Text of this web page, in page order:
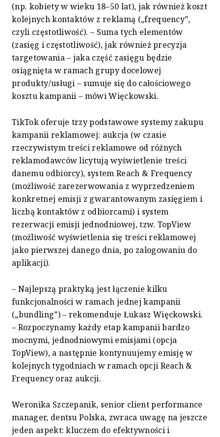
(np. kobiety w wieku 18–50 lat), jak również koszt
kolejnych kontaktów z reklamą („frequency”,
czyli częstotliwość). – Suma tych elementów
(zasięg i częstotliwość), jak również precyzja
targetowania – jaka część zasięgu będzie
osiągnięta w ramach grupy docelowej
produkty/usługi – sumuje się do całościowego
kosztu kampanii – mówi Więckowski.
TikTok oferuje trzy podstawowe systemy zakupu
kampanii reklamowej: aukcja (w czasie
rzeczywistym treści reklamowe od różnych
reklamodawców licytują wyświetlenie treści
danemu odbiorcy), system Reach & Frequency
(możliwość zarezerwowania z wyprzedzeniem
konkretnej emisji z gwarantowanym zasięgiem i
liczbą kontaktów z odbiorcami) i system
rezerwacji emisji jednodniowej, tzw. TopView
(możliwość wyświetlenia się treści reklamowej
jako pierwszej danego dnia, po zalogowaniu do
aplikacji).
– Najlepszą praktyką jest łączenie kilku
funkcjonalności w ramach jednej kampanii
(„bundling”) – rekomenduje Łukasz Więckowski.
– Rozpoczynamy każdy etap kampanii bardzo
mocnymi, jednodniowymi emisjami (opcja
TopView), a następnie kontynuujemy emisję w
kolejnych tygodniach w ramach opcji Reach &
Frequency oraz aukcji.
Weronika Szczepanik, senior client performance
manager, dentsu Polska, zwraca uwagę na jeszcze
jeden aspekt: kluczem do efektywności i